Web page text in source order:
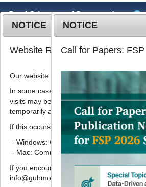
MENU
Korean J. Food Preserv. 2020
27( 3):311-324
pISSN: 1738-7248, eISSN: 2287-7428
DOI:https://doi.org/10.11002/
Article
다양한 조리법에 따른 당
함량과 영양소 잔존율
이근종1 ,정혜정
NOTICE
Website Renewal Notice
Our website has recently been renewed.
In some cases, images, CSS files, or
visits may be reused instead of
temporarily appear incorrectly or may not
If this occurs, please perform a hard
- Windows: Ctrl + F5
- Mac: Command + Shift + R
If you encounter any errors or difficulties
info@guhmok.com.
NOTICE
Call for Papers: